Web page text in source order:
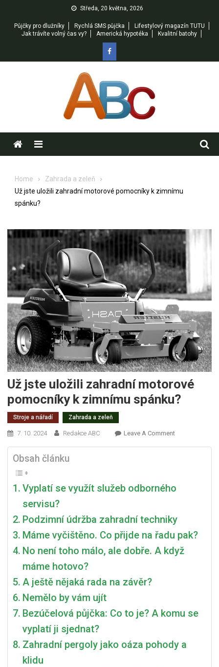
content
Středa, 20 května, 2026
Půjčky pro dlužníky Rychlá SMS půjčka
Lifestylový magazín TUTU
Jak trávíte volný čas vy?
Americká hypotéka Kvalitní batohy
Menu
Home
Zahrada a zeleň
Už jste uložili zahradní motorové pomocníky k zimnímu
spánku?
Už jste uložili zahradní motorové
pomocníky k zimnímu spánku?
Stroje a nářadí Zahrada a zeleň
7. 10. 2024 Redakce ABC Leave A CommentOn
Motorové
Zimnímu
Spánku?
Obsah článku
Vyplatí se využít služeb odborného
servisu?
Podzimní údržba zahradní techniky
Máme vyčištěno. Co přijde na řadu pak?
No není toho málo, ale dobře. A když
máme hotovo?
A ještě nějaká rada na závěr?
Nemělo by vám ujít
Bezúčelová půjčka: Co to je? A komu se
vyplatí ji sjednat?
Zahradní pergoly jako oáza pohody a
klidu